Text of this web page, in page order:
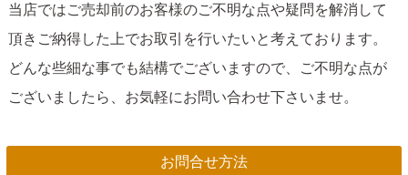
当店ではご売却前のお客様のご不明な点や疑問を解消して
頂きご納得した上でお取引を行いたいと考えております。
どんな些細な事でも結構でございますので、ご不明な点が
ございましたら、お気軽にお問い合わせ下さいませ。
お問合せ方法